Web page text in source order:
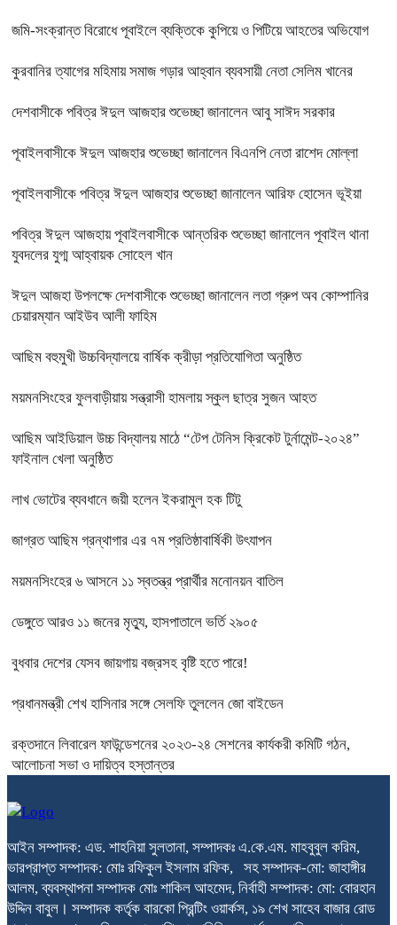
জমি-সংক্রান্ত বিরোধে পূবাইলে ব্যক্তিকে কুপিয়ে ও পিটিয়ে আহতের অভিযোগ
কুরবানির ত্যাগের মহিমায় সমাজ গড়ার আহ্বান ব্যবসায়ী নেতা সেলিম খানের
দেশবাসীকে পবিত্র ঈদুল আজহার শুভেচ্ছা জানালেন আবু সাঈদ সরকার
পূবাইলবাসীকে ঈদুল আজহার শুভেচ্ছা জানালেন বিএনপি নেতা রাশেদ মোল্লা
পূবাইলবাসীকে পবিত্র ঈদুল আজহার শুভেচ্ছা জানালেন আরিফ হোসেন ভূইয়া
পবিত্র ঈদুল আজহায় পূবাইলবাসীকে আন্তরিক শুভেচ্ছা জানালেন পূবাইল থানা
যুবদলের যুগ্ম আহ্বায়ক সোহেল খান
ঈদুল আজহা উপলক্ষে দেশবাসীকে শুভেচ্ছা জানালেন লতা গ্রুপ অব কোম্পানির
চেয়ারম্যান আইউব আলী ফাহিম
আছিম বহুমুখী উচ্চবিদ্যালয়ে বার্ষিক ক্রীড়া প্রতিযোগিতা অনুষ্ঠিত
ময়মনসিংহের ফুলবাড়ীয়ায় সন্ত্রাসী হামলায় স্কুল ছাত্র সুজন আহত
আছিম আইডিয়াল উচ্চ বিদ্যালয় মাঠে “টেপ টেনিস ক্রিকেট টুর্নামেন্ট-২০২৪”
ফাইনাল খেলা অনুষ্ঠিত
লাখ ভোটের ব্যবধানে জয়ী হলেন ইকরামুল হক টিটু
জাগ্রত আছিম গ্রন্থাগার এর ৭ম প্রতিষ্ঠাবার্ষিকী উৎযাপন
ময়মনসিংহের ৬ আসনে ১১ স্বতন্ত্র প্রার্থীর মনোনয়ন বাতিল
ডেঙ্গুতে আরও ১১ জনের মৃত্যু, হাসপাতালে ভর্তি ২৯০৫
বুধবার দেশের যেসব জায়গায় বজ্রসহ বৃষ্টি হতে পারে!
প্রধানমন্ত্রী শেখ হাসিনার সঙ্গে সেলফি তুললেন জো বাইডেন
রক্তদানে লিবারেল ফাউন্ডেশনের ২০২৩-২৪ সেশনের কার্যকরী কমিটি গঠন,
আলোচনা সভা ও দায়িত্ব হস্তান্তর
আইন সম্পাদক: এড. শাহনিয়া সুলতানা, সম্পাদকঃ এ.কে.এম. মাহবুবুল করিম,
ভারপ্রাপ্ত সম্পাদক: মোঃ রফিকুল ইসলাম রফিক, সহ সম্পাদক-মো: জাহাঙ্গীর
আলম, ব্যবস্থাপনা সম্পাদক মোঃ শাকিল আহমেদ, নির্বাহী সম্পাদক: মো: বোরহান
উদ্দিন বাবুল। সম্পাদক কর্তৃক বারকো প্রিন্টিং ওয়ার্কস, ১৯ শেখ সাহেব বাজার রোড